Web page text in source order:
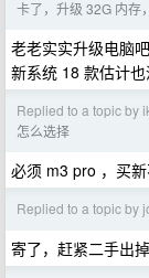
卡了，升级 32G 内存
老老实实升级电脑
新系统 18 款估计
Replied to a topic by
怎么选择
必须 m3 pro ，买
Replied to a topic by
寄了，赶紧二手出掉